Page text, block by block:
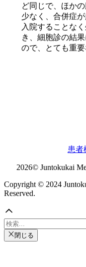
ど同じで、ほか
少なく、合併症
入院することな
き、細胞診の結
ので、とても重要
患者
2026© Juntokukai
Copyright © 2024
Reserved.
閉じる